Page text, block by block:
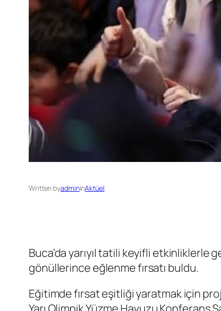
Written byadmininAktüel
Buca’da yarıyıl tatili keyifli
gönüllerince eğlenme fırsatı buldu.
Eğitimde fırsat eşitliği yaratmak için